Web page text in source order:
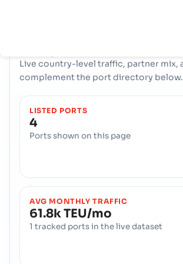
Live country-level traffic, partner mix,
complement the port directory below.
LISTED PORTS
4
Ports shown on this page
AVG MONTHLY TRAFFIC
61.8k TEU/mo
1 tracked ports in the live dataset